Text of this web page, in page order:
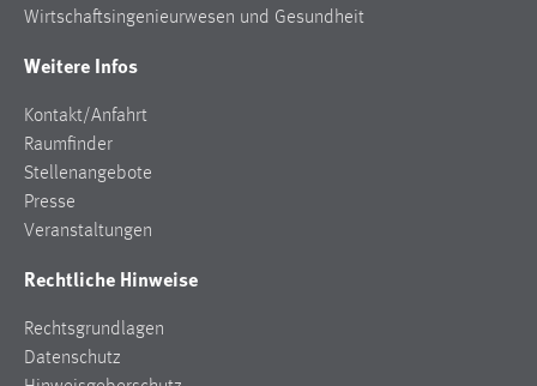
Wirtschaftsingenieurwesen und Gesundheit
Weitere Infos
Kontakt/Anfahrt
Raumfinder
Stellenangebote
Presse
Veranstaltungen
Rechtliche Hinweise
Rechtsgrundlagen
Datenschutz